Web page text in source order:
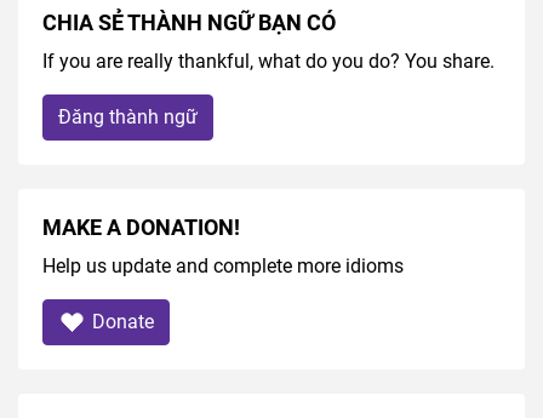
CHIA SẺ THÀNH NGỮ BẠN CÓ
If you are really thankful, what do you do? You share.
Đăng thành ngữ
MAKE A DONATION!
Help us update and complete more idioms
Donate